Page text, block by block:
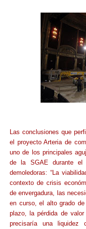
Las conclusiones que
el proyecto Arteria de
uno de los principales
de la SGAE durante el
demoledoras: “La
contexto de crisis
de envergadura, las
en curso, el alto grado
plazo, la pérdida de
precisaría una liquidez